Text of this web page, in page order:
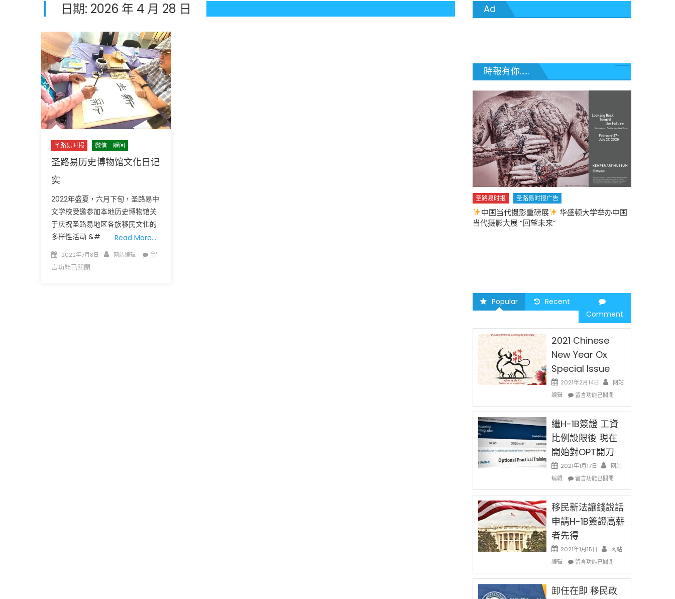
日期: 2026 年 4 月 28 日
圣路易时报 微信一瞬间
圣路易历史博物馆文化日记
实
2022年盛夏，六月下旬，圣路易中
文学校受邀参加本地历史博物馆关
于庆祝圣路易地区各族移民文化的
多样性活动 &#
Read More…
Posted
on
2022年7月8日 Author
网站编辑
在
留
言功能已關閉
Ad
時報有你......
圣路易时报
免费健康检查 无需预约 免费赠送血压计供符合
条件者使用 欢迎参加索取! 4月18日星期六 上午
圣路易时报 圣路易时报广告
中国当代摄影重磅展
华盛顿大学举办中国
当代摄影大展 “回望未来”
Popular
Recent
Comment
2021 Chinese
New Year Ox
Special Issue
2021年2月14日
网站
编辑
在
Chinese
New
Year
Ox
Special
中
留言功能已關閉
繼H-1B簽證 工資
比例設限後 現在
開始對OPT開刀
2021年1月17日
网站
编辑
在
H-
1B
簽
證
工
比
例
設
限
後
留言功能已關閉
移民新法讓錢說話
申請H-1B簽證高薪
者先得
2021年1月15日
网站
编辑
在
民
新
留言功能已關閉
卸任在即 移民政